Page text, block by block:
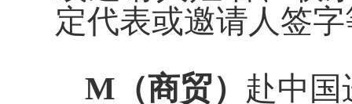
定代表或邀请人签
M（商贸） 赴中